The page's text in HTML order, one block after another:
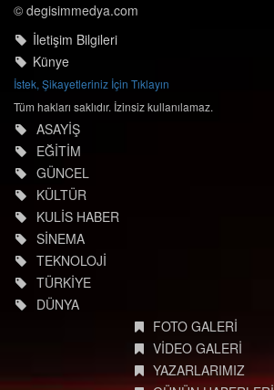
© degisimmedya.com
İletişim Bilgileri
Künye
İstek, Şikayetleriniz İçin Tıklayın
Tüm hakları saklıdır. İzinsiz kullanılamaz.
ASAYİŞ
EĞİTİM
GÜNCEL
KÜLTÜR
KULİS HABER
SİNEMA
TEKNOLOJİ
TÜRKİYE
DÜNYA
FOTO GALERİ
VİDEO GALERİ
YAZARLARIMIZ